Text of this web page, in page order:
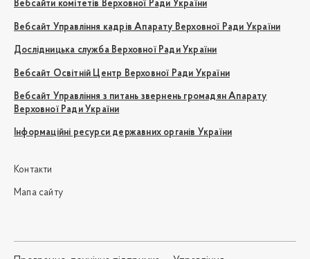
Вебсайти комітетів Верховної Ради України
Вебсайт Управління кадрів Апарату Верховної Ради України
Дослідницька служба Верховної Ради України
Вебсайт Освітній Центр Верховної Ради України
Вебсайт Управління з питань звернень громадян Апарату
Верховної Ради України
Інформаційні ресурси державних органів України
Контакти
Мапа сайту